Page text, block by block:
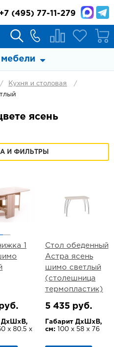
+7 (495) 77-11-279
мебели
Кухня и столовая
ясень
И ФИЛЬТРЫ
1
ДхШхВ,
х 80.5 х
Стол обеденный
Астра ясень
шимо светлый
(столешница
термопластик)
5 435 руб.
Габарит ДхШхВ,
см: 100 х 58 х 76